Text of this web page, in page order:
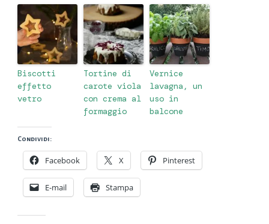
Biscotti
effetto
vetro
Tortine di
carote viola
con crema al
formaggio
Vernice
lavagna, un
uso in
balcone
Condividi:
Facebook X Pinterest
E-mail Stampa